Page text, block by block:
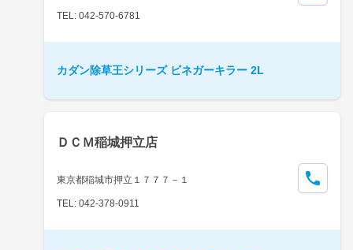
TEL: 042-570-6781
カダン除草王シリーズ ビネガーキラー 2L
ＤＣＭ稲城押立店
東京都稲城市押立１７７７－１
TEL: 042-378-0911